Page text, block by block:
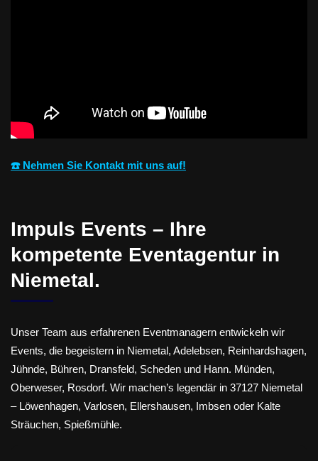
☎️ Nehmen Sie Kontakt mit uns auf!
Impuls Events – Ihre
kompetente Eventagentur in
Niemetal.
Unser Team aus erfahrenen Eventmanagern entwickeln wir
Events, die begeistern in Niemetal, Adelebsen, Reinhardshagen,
Jühnde, Bühren, Dransfeld, Scheden und Hann. Münden,
Oberweser, Rosdorf. Wir machen’s legendär in 37127 Niemetal
– Löwenhagen, Varlosen, Ellershausen, Imbsen oder Kalte
Sträuchen, Spießmühle.